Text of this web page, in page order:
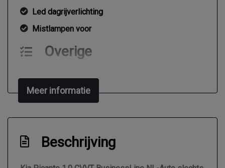
Led dagrijverlichting
Mistlampen voor
Overige
Bestuurdersairbag
Elektronische remkrachtverdeling
Meer informatie
Beschrijving